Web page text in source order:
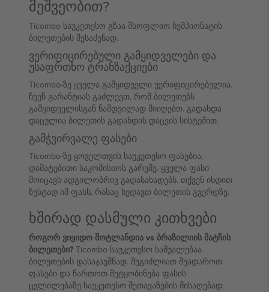
მეშვეობით?
Ticombo საუკეთესო გზაა მსოფლიო ჩემპიონატის
ბილეთების შესაძენად.
ვერიფიცირებული გამყიდველები და
უსაფრთხო ტრანზაქციები
Ticombo-ზე ყველა გამყიდველი ვერიფიცირებულია.
ჩვენ გარანტიას გაძლევთ, რომ ბილეთებს
გამყიდველისგან ნამდვილად მიიღებთ. გადახდა
დაცულია ბილეთის გადახდის დაცვის სისტემით.
გამჭვირვალე ფასები
Ticombo-ზე ყოველთვის საუკეთესო ფასებია,
დამატებითი საკომისიოს გარეშე. ყველა ფასი
მოიცავს ადგილობრივ გადასახადებს. თქვენ იხდით
ზუსტად იმ ფასს, რასაც ხედავთ ბილეთის გვერდზე.
ხშირად დასმული კითხვები
როგორ ვიყიდო შოტლანდია vs ბრაზილიის მატჩის
ბილეთები? Ticombo საუკეთესო საშუალებაა
ბილეთების დასაჯავშნად. შეგიძლიათ შეადაროთ
ფასები და ჩართოთ შეტყობინება ფასის
ცვლილებაზე საუკეთესო შეთავაზების მისაღებად.